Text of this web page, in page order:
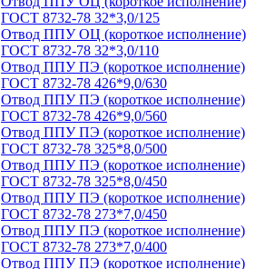
ГОСТ 8732-78 32*3,0/125
Отвод ППУ ОЦ (короткое исполнение)
ГОСТ 8732-78 32*3,0/110
Отвод ППУ ПЭ (короткое исполнение)
ГОСТ 8732-78 426*9,0/630
Отвод ППУ ПЭ (короткое исполнение)
ГОСТ 8732-78 426*9,0/560
Отвод ППУ ПЭ (короткое исполнение)
ГОСТ 8732-78 325*8,0/500
Отвод ППУ ПЭ (короткое исполнение)
ГОСТ 8732-78 325*8,0/450
Отвод ППУ ПЭ (короткое исполнение)
ГОСТ 8732-78 273*7,0/450
Отвод ППУ ПЭ (короткое исполнение)
ГОСТ 8732-78 273*7,0/400
Отвод ППУ ПЭ (короткое исполнение)